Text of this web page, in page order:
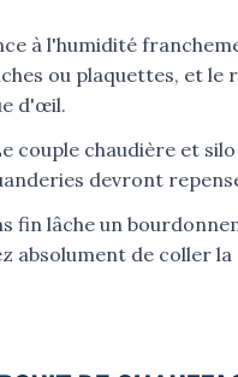
à l'humidité
ou plaquettes, et le
d'œil.
couple chaudière et
devront
fin lâche un
absolument de coller